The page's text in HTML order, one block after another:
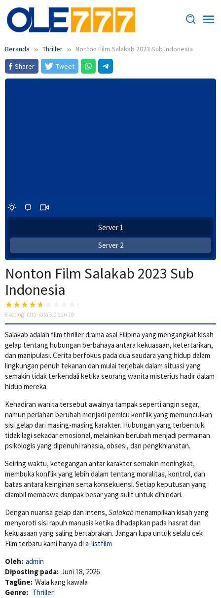
Loncat
ke
konten
Beranda Thriller
Nonton Film Salakab 2023 Sub Indonesia
Sharer
Tweet
Server 1
Server 2
Nonton Film Salakab 2023 Sub
Indonesia
8 voting, rata-rata 5.0 dari 10
Salakab adalah film thriller drama asal Filipina yang mengangkat kisah
gelap tentang hubungan berbahaya antara kekuasaan, ketertarikan,
dan manipulasi. Cerita berfokus pada dua saudara yang hidup dalam
lingkungan penuh tekanan dan mulai terjebak dalam situasi yang
semakin tidak terkendali ketika seorang wanita misterius hadir dalam
hidup mereka.
Kehadiran wanita tersebut awalnya tampak seperti angin segar,
namun perlahan berubah menjadi pemicu konflik yang memunculkan
sisi gelap dari masing-masing karakter. Hubungan yang terbentuk
tidak lagi sekadar emosional, melainkan berubah menjadi permainan
psikologis yang dipenuhi rahasia, obsesi, dan pengkhianatan.
Seiring waktu, ketegangan antar karakter semakin meningkat,
membuka konflik yang lebih dalam tentang moralitas, kontrol, dan
batas antara keinginan serta konsekuensi. Setiap keputusan yang
diambil membawa dampak besar yang sulit untuk dihindari.
Dengan nuansa gelap dan intens, Salakabmenampilkan kisah yang
menyoroti sisi rapuh manusia ketika dihadapkan pada hasrat dan
kekuasaan yang saling bertabrakan. Jangan lupa untuk selalu cek
Film terbaru kami hanya di a-listfilm
Oleh: admin
Diposting pada: Juni 18, 2026
Tagline: Wala kang kawala
Genre: Thriller